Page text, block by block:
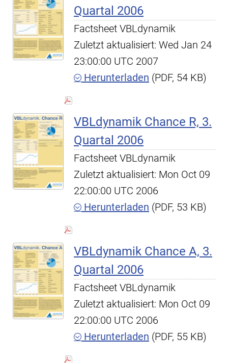
Quartal 2006
Factsheet VBLdynamik
Zuletzt aktualisiert: Wed Jan 24
23:00:00 UTC 2007
Herunterladen (PDF, 54 KB)
VBLdynamik Chance R, 3.
Quartal 2006
Factsheet VBLdynamik
Zuletzt aktualisiert: Mon Oct 09
22:00:00 UTC 2006
Herunterladen (PDF, 53 KB)
VBLdynamik Chance A, 3.
Quartal 2006
Factsheet VBLdynamik
Zuletzt aktualisiert: Mon Oct 09
22:00:00 UTC 2006
Herunterladen (PDF, 55 KB)